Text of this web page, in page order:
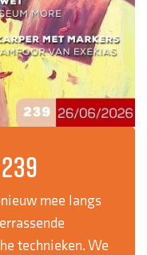
mee langs
technieken. We